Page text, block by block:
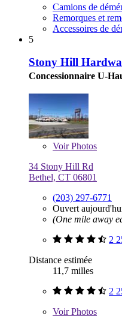
Camions de
Remorques et
Accessoires de
5
Stony Hill
Concessionnaire U-
VoirPhotos
34 Stony Hill Rd
Bethel, CT 06801
(203) 297-6771
Ouvert
(One mile away
2
Distance estimée
11,7 milles
2
VoirPhotos